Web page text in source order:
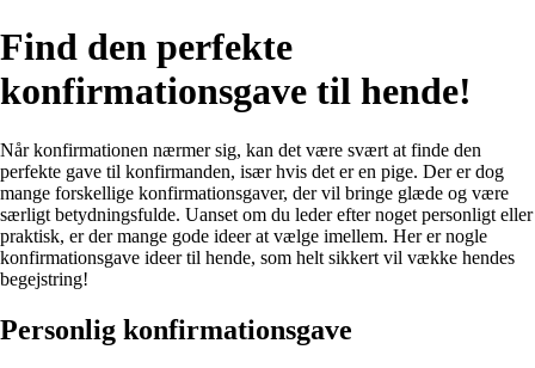
Find den perfekte
konfirmationsgave til hende!
Når konfirmationen nærmer sig, kan det være svært at finde den
perfekte gave til konfirmanden, især hvis det er en pige. Der er dog
mange forskellige konfirmationsgaver, der vil bringe glæde og være
særligt betydningsfulde. Uanset om du leder efter noget personligt eller
praktisk, er der mange gode ideer at vælge imellem. Her er nogle
konfirmationsgave ideer til hende, som helt sikkert vil vække hendes
begejstring!
Personlig konfirmationsgave